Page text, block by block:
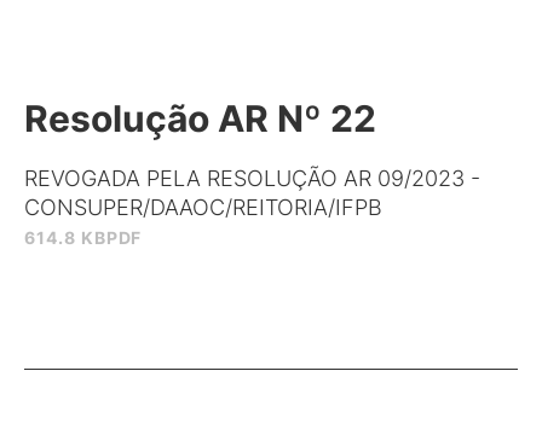
614.8 KBPDF
Resolução AR Nº 22
REVOGADA PELA RESOLUÇÃO AR 09/2023 -
CONSUPER/DAAOC/REITORIA/IFPB